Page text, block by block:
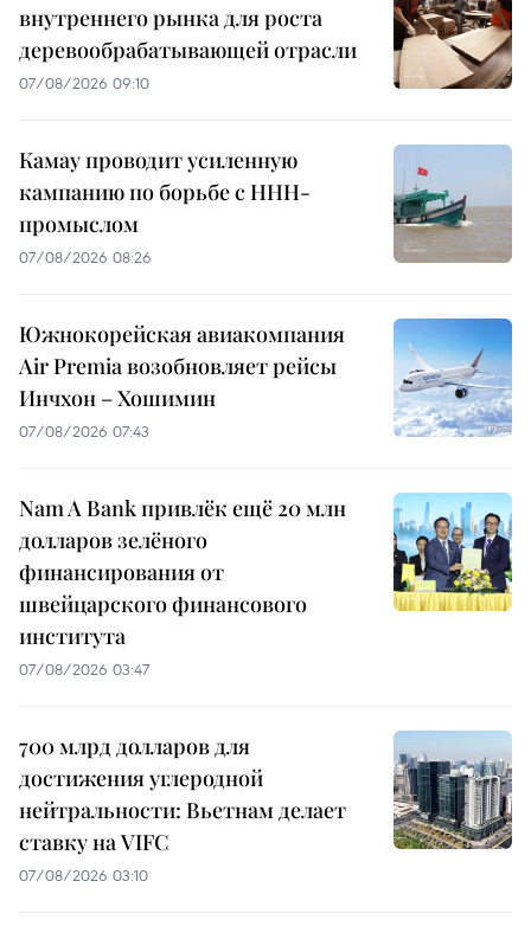
внутреннего рынка для роста
деревообрабатывающей отрасли
07/08/2026 09:10
Камау проводит усиленную
кампанию по борьбе с ННН-
промыслом
07/08/2026 08:26
Южнокорейская авиакомпания
Air Premia возобновляет рейсы
Инчхон – Хошимин
07/08/2026 07:43
Nam A Bank привлёк ещё 20 млн
долларов зелёного
финансирования от
швейцарского финансового
института
07/08/2026 03:47
700 млрд долларов для
достижения углеродной
нейтральности: Вьетнам делает
ставку на VIFC
07/08/2026 03:10